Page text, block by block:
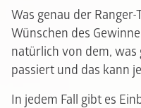
Was genau der
Wünschen des
natürlich von dem,
passiert und das kann
In jedem Fall gibt es